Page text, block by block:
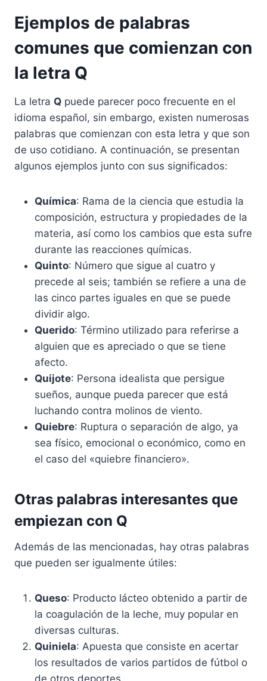
Ejemplos de palabras
comunes que comienzan con
la letra Q
La letra Q puede parecer poco frecuente en el
idioma español, sin embargo, existen numerosas
palabras que comienzan con esta letra y que son
de uso cotidiano. A continuación, se presentan
algunos ejemplos junto con sus significados:
Química: Rama de la ciencia que estudia la
composición, estructura y propiedades de la
materia, así como los cambios que esta sufre
durante las reacciones químicas.
Quinto: Número que sigue al cuatro y
precede al seis; también se refiere a una de
las cinco partes iguales en que se puede
dividir algo.
Querido: Término utilizado para referirse a
alguien que es apreciado o que se tiene
afecto.
Quijote: Persona idealista que persigue
sueños, aunque pueda parecer que está
luchando contra molinos de viento.
Quiebre: Ruptura o separación de algo, ya
sea físico, emocional o económico, como en
el caso del «quiebre financiero».
Otras palabras interesantes que
empiezan con Q
Además de las mencionadas, hay otras palabras
que pueden ser igualmente útiles:
Queso: Producto lácteo obtenido a partir de
la coagulación de la leche, muy popular en
diversas culturas.
Quiniela: Apuesta que consiste en acertar
los resultados de varios partidos de fútbol o